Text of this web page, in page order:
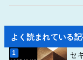
よく読まれている
セ